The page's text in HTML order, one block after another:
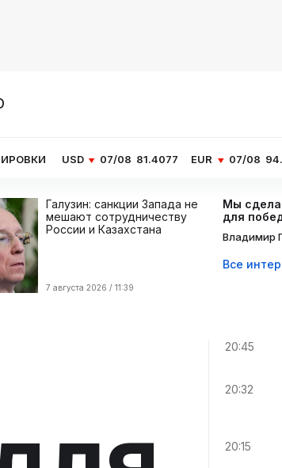
07/08 81.4077 EUR 07/08 94.0585
Галузин: санкции Запада не
мешают сотрудничеству
России и Казахстана
7 августа 2026 / 11:39
Мы
для
Владимир
Все
20:45
20:32
20:15